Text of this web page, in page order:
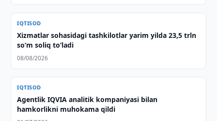
IQTISOD
Xizmatlar sohasidagi tashkilotlar yarim yilda 23,5 trln
so‘m soliq to‘ladi
08/08/2026
IQTISOD
Agentlik IQVIA analitik kompaniyasi bilan
hamkorlikni muhokama qildi